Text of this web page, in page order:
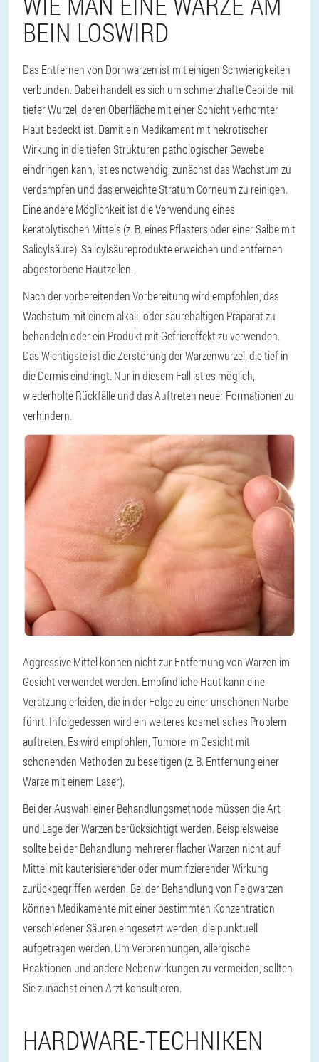
BEIN LOSWIRD
Das Entfernen von Dornwarzen ist mit einigen Schwierigkeiten
verbunden. Dabei handelt es sich um schmerzhafte Gebilde mit
tiefer Wurzel, deren Oberfläche mit einer Schicht verhornter
Haut bedeckt ist. Damit ein Medikament mit nekrotischer
Wirkung in die tiefen Strukturen pathologischer Gewebe
eindringen kann, ist es notwendig, zunächst das Wachstum zu
verdampfen und das erweichte Stratum Corneum zu reinigen.
Eine andere Möglichkeit ist die Verwendung eines
keratolytischen Mittels (z. B. eines Pflasters oder einer Salbe mit
Salicylsäure). Salicylsäureprodukte erweichen und entfernen
abgestorbene Hautzellen.
Nach der vorbereitenden Vorbereitung wird empfohlen, das
Wachstum mit einem alkali- oder säurehaltigen Präparat zu
behandeln oder ein Produkt mit Gefriereffekt zu verwenden.
Das Wichtigste ist die Zerstörung der Warzenwurzel, die tief in
die Dermis eindringt. Nur in diesem Fall ist es möglich,
wiederholte Rückfälle und das Auftreten neuer Formationen zu
verhindern.
Aggressive Mittel können nicht zur Entfernung von Warzen im
Gesicht verwendet werden. Empfindliche Haut kann eine
Verätzung erleiden, die in der Folge zu einer unschönen Narbe
führt. Infolgedessen wird ein weiteres kosmetisches Problem
auftreten. Es wird empfohlen, Tumore im Gesicht mit
schonenden Methoden zu beseitigen (z. B. Entfernung einer
Warze mit einem Laser).
Bei der Auswahl einer Behandlungsmethode müssen die Art
und Lage der Warzen berücksichtigt werden. Beispielsweise
sollte bei der Behandlung mehrerer flacher Warzen nicht auf
Mittel mit kauterisierender oder mumifizierender Wirkung
zurückgegriffen werden. Bei der Behandlung von Feigwarzen
können Medikamente mit einer bestimmten Konzentration
verschiedener Säuren eingesetzt werden, die punktuell
aufgetragen werden. Um Verbrennungen, allergische
Reaktionen und andere Nebenwirkungen zu vermeiden, sollten
Sie zunächst einen Arzt konsultieren.
HARDWARE-TECHNIKEN